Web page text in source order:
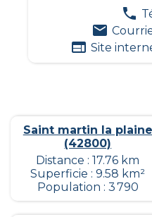
Site
Saint martin la plaine
(42800)
Distance : 17.76 km
Superficie : 9.58 km²
Population : 3 790